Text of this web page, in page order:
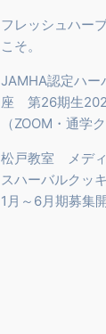
フレッシュハー
こそ。
JAMHA認定ハー
座 第26期生
（ZOOM・通学
松戸教室 メデ
スハーバルクッ
1月～6月期募集